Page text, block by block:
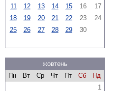
11
12 13 14 15 16
17
18
19 20 21 22 23
24
25
26 27 28 29 30
жовтень
Пн
Вт Ср Чт Пт Сб
Нд
1